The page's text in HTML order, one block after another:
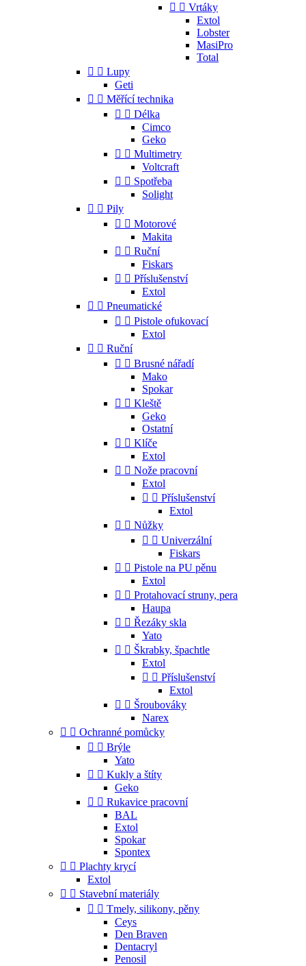
  Vrtáky
Extol
Lobster
MasiPro
Total
  Lupy
Geti
  Měřící technika
  Délka
Cimco
Geko
  Multimetry
Voltcraft
  Spotřeba
Solight
  Pily
  Motorové
Makita
  Ruční
Fiskars
  Příslušenství
Extol
  Pneumatické
  Pistole ofukovací
Extol
  Ruční
  Brusné nářadí
Mako
Spokar
  Kleště
Geko
Ostatní
  Klíče
Extol
  Nože pracovní
Extol
  Příslušenství
Extol
  Nůžky
  Univerzální
Fiskars
  Pistole na PU pěnu
Extol
  Protahovací struny, pera
Haupa
  Řezáky skla
Yato
  Škrabky, špachtle
Extol
  Příslušenství
Extol
  Šroubováky
Narex
  Ochranné pomůcky
  Brýle
Yato
  Kukly a štíty
Geko
  Rukavice pracovní
BAL
Extol
Spokar
Spontex
  Plachty krycí
Extol
  Stavební materiály
  Tmely, silikony, pěny
Ceys
Den Braven
Dentacryl
Penosil